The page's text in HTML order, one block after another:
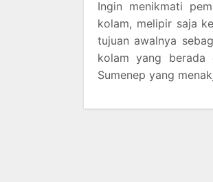
Ingin menikmati
kolam, melipir saja
tujuan awalnya
kolam yang berada
Sumenep yang